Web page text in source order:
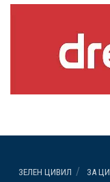
ЗЕЛЕН ЦИВИЛ ЗА